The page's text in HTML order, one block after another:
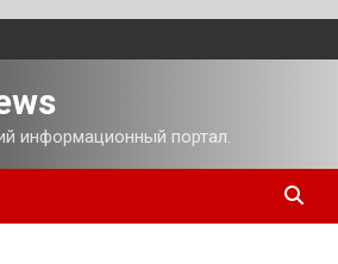
информационный портал.